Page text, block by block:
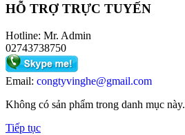
HỖ TRỢ TRỰC TUYẾN
Hotline: Mr. Admin
02743738750
Email: congtyvinghe@gmail.com
Không có sản phẩm trong danh mục này.
Tiếp tục